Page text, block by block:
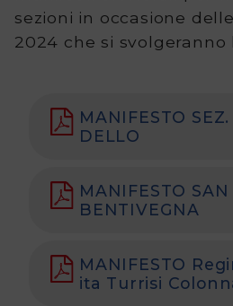
Tutte
le
elettorali
sezioni in occasione
2024 che si svolgeranno
MANIFESTO
DELLO
MANIFESTO
BENTIVEGNA
MANIFESTO
ita Turrisi